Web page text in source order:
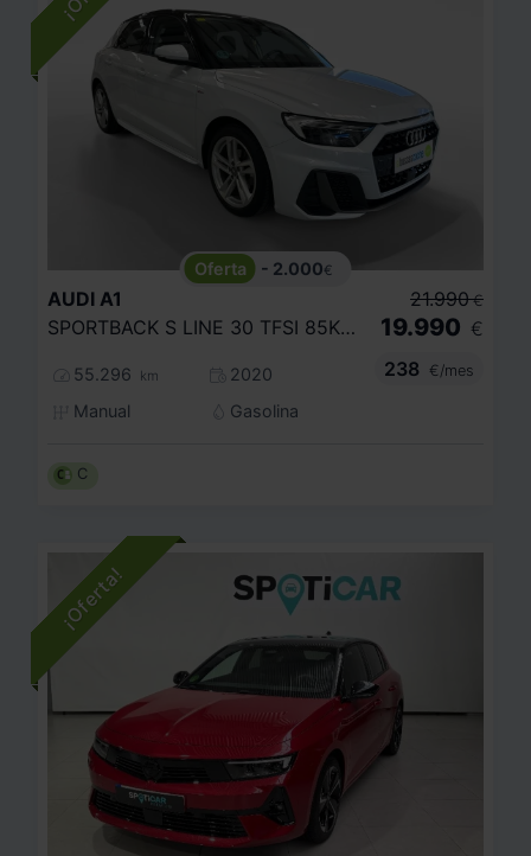
- 2.000€
AUDI A1
SPORTBACK S LINE 30 TFSI 85KW (116CV)
55.296 km
2020
Manual
Gasolina
21.990 €
19.990 €
238
€/mes
C